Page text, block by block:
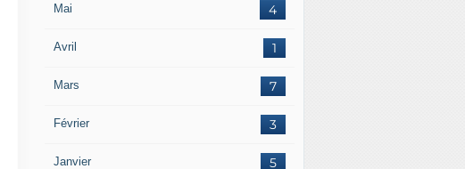
Mai 4
Avril 1
Mars 7
Février 3
Janvier 5